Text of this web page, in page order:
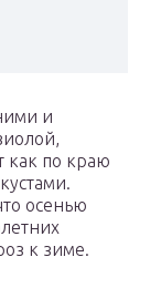
и
как по краю
осенью
к зиме.